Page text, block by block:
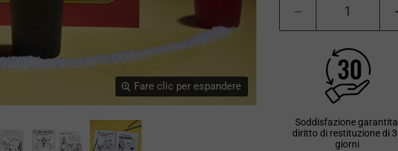
Fare clic per espandere
Soddisfazione
diritto di restituzione di
giorni